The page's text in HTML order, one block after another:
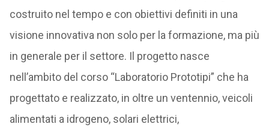
costruito nel tempo e con obiettivi definiti in una
visione innovativa non solo per la formazione, ma più
in generale per il settore. Il progetto nasce
nell’ambito del corso “Laboratorio Prototipi” che ha
progettato e realizzato, in oltre un ventennio, veicoli
alimentati a idrogeno, solari elettrici,